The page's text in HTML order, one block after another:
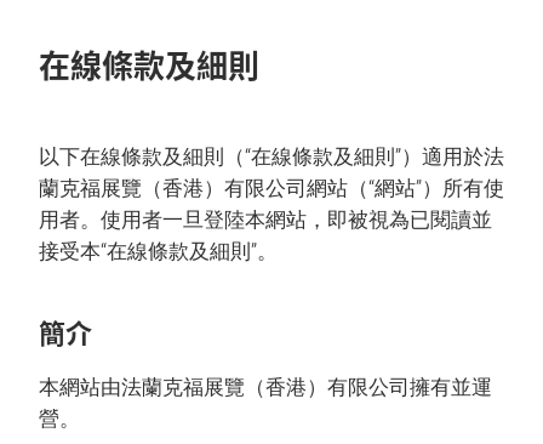
在線條款及細則
以下在線條款及細則（“在線條款及細則”）適用於法
蘭克福展覽（香港）有限公司網站（“網站”）所有使
用者。使用者一旦登陸本網站，即被視為已閱讀並
接受本“在線條款及細則”。
簡介
本網站由法蘭克福展覽（香港）有限公司擁有並運
營。